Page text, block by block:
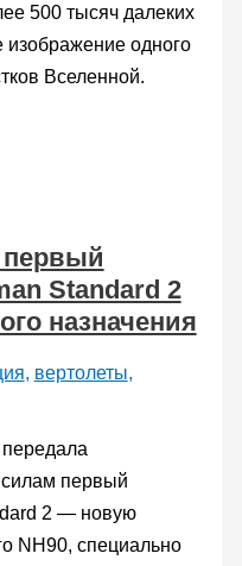
500 тысяч далеких
изображение одного
Вселенной.
Standard 2
назначения
, вертолеты,
первый
2 — новую
NH90, специально